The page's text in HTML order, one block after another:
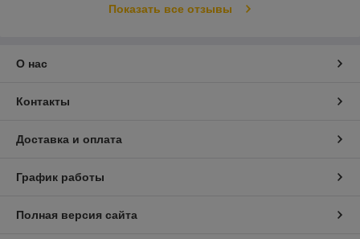
Показать все отзывы
О нас
Контакты
Доставка и оплата
График работы
Полная версия сайта